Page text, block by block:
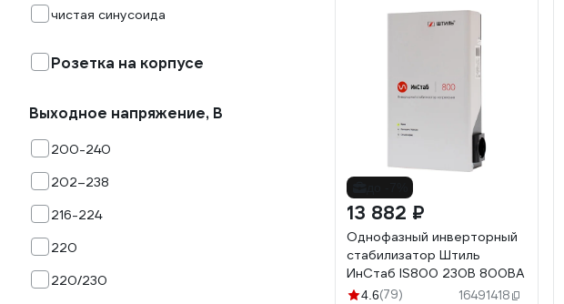
чистая синусоида
Розетка на корпусе
Выходное напряжение, В
200-240
202–238
216-224
220
220/230
13 882 ₽
Однофазный инверторный
стабилизатор Штиль
ИнСтаб IS800 230В 800ВА
4.6(79) 16491418